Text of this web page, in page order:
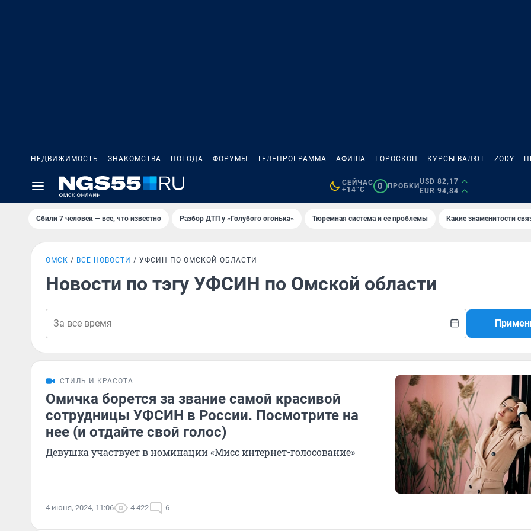
НЕДВИЖИМОСТЬ ЗНАКОМСТВА ПОГОДА ФОРУМЫ ТЕЛЕПРОГРАММА АФИША ГОРОСКОП КУРСЫ ВАЛЮТ ZODY
СЕЙЧАС
+14°C
0 ПРОБКИ
USD 82,17
EUR 94,84
Сбили 7 человек — все, что известно Разбор ДТП у «Голубого огонька» Тюремная система и ее проблемы Какие знаменитости
ОМСК ВСЕ НОВОСТИ УФСИН ПО ОМСКОЙ ОБЛАСТИ
Новости по тэгу УФСИН по Омской области
СТИЛЬ И КРАСОТА
Омичка борется за звание самой красивой
сотрудницы УФСИН в России. Посмотрите на
нее (и отдайте свой голос)
Девушка участвует в номинации «Мисс интернет-голосование»
4 июня, 2024, 11:06 4 422 6